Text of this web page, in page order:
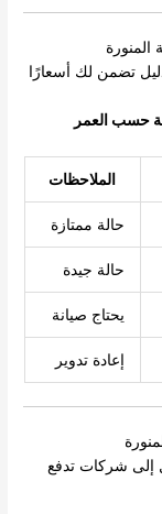
تضمن لك أسعارًا
حسب العمر
الملاحظات
حالة ممتازة
حالة جيدة
يحتاج صيانة
إعادة تدوير
إلى شركات تدفع